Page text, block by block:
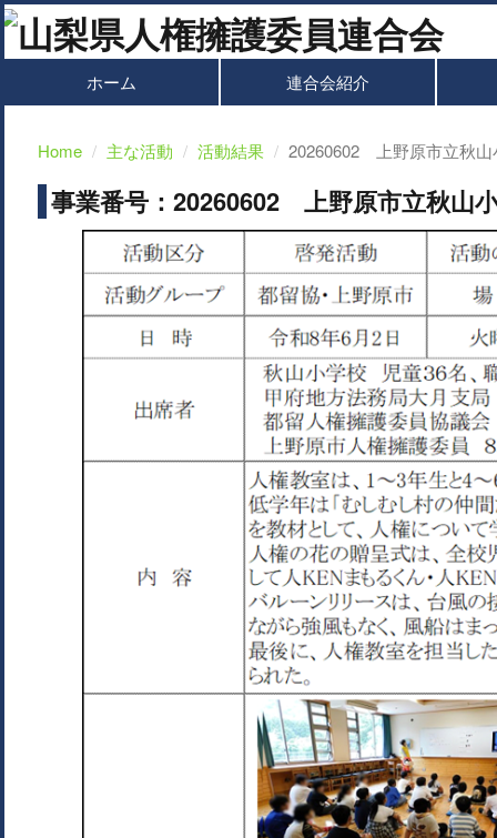
ホーム 連合会紹介
Home 主な活動 活動結果 20260602 上野原市立秋
事業番号：20260602 上野原市立秋山